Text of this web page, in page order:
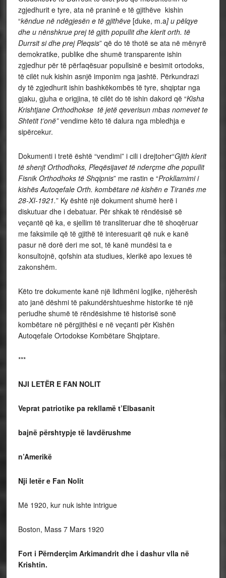
zgjedhurit e tyre, ata në praninë e të gjithëve kishin
“këndue në ndëgjesën e të gjithëve[duke, m.a] u pëlqye
dhe u nënshkrue prej të gjith popullit dhe klerit orth. të
Durrsit si dhe prej Pleqsis” që do të thotë se ata në mënyrë
demokratike, publike dhe shumë transparente ishin
zgjedhur për të përfaqësuar popullsinë e besimit ortodoks,
të cilët nuk kishin asnjë imponim nga jashtë. Përkundrazi
dy të zgjedhurit ishin bashkëkombës të tyre, shqiptar nga
gjaku, gjuha e origjina, të cilët do të ishin dakord që “Kisha
Krishtjane Orthodhokse të jetë qeverisun mbas nomevet te
Shtetit t’onë”vendime këto të dalura nga mbledhja e
sipërcekur.
Dokumenti i tretë është “vendimi” i cili i drejtoher“Gjith klerit
të shenjt Orthodhoks, Pleqësijavet të nderçme dhe popullit
Fisnik Orthodhoks të Shqipnis” me rastin e “Prokllamimi i
kishës Autoqefale Orth. kombëtare në kishën e Tiranës me
28-XI-1921.” Ky është një dokument shumë herë i
diskutuar dhe i debatuar. Për shkak të rëndësisë së
veçantë që ka, e sjellim të transliteruar dhe të shoqëruar
me faksimile që të gjithë të interesuarit që nuk e kanë
pasur në dorë deri me sot, të kanë mundësi ta e
konsultojnë, qofshin ata studiues, klerikë apo lexues të
zakonshëm.
Këto tre dokumente kanë një lidhmëni logjike, njëherësh
ato janë dëshmi të pakundërshtueshme historike të një
periudhe shumë të rëndësishme të historisë sonë
kombëtare në përgjithësi e në veçanti për Kishën
Autoqefale Ortodokse Kombëtare Shqiptare.
***
NJI LETËR E FAN NOLIT
Veprat patriotike pa rekllamë t’Elbasanit
bajnë përshtypje të lavdërushme
n’Amerikë
Nji letër e Fan Nolit
Më 1920, kur nuk ishte intrigue
Boston, Mass 7 Mars 1920
Fort i Përnderçim Arkimandrit dhe i dashur vlla në
Krishtin.